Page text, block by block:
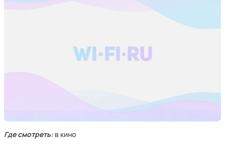
Где смотреть: в кино